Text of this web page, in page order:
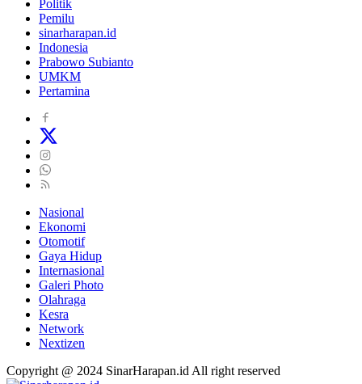
Politik
Pemilu
sinarharapan.id
Indonesia
Prabowo Subianto
UMKM
Pertamina
Nasional
Ekonomi
Otomotif
Gaya Hidup
Internasional
Galeri Photo
Olahraga
Kesra
Network
Nextizen
Copyright @ 2024 SinarHarapan.id All right reserved